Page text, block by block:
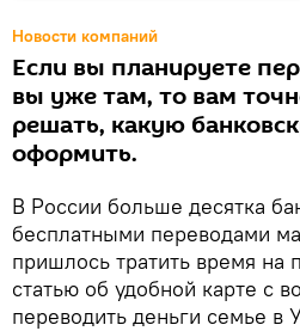
Новости компаний
Если вы планируете
вы уже там, то вам
решать, какую
оформить.
В России больше десятка
бесплатными переводами
пришлось тратить время на
статью об удобной карте с
переводить деньги семье в